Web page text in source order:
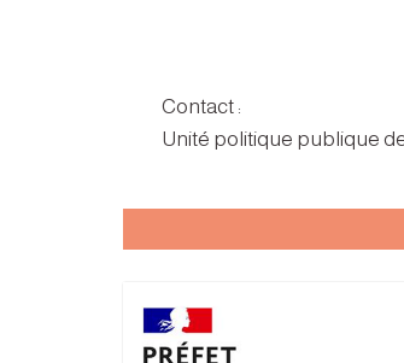
Contact :
Unité politique publique